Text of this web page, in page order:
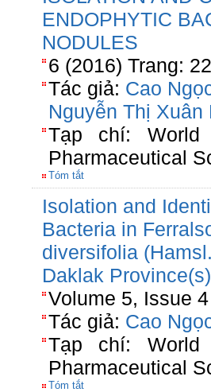
ENDOPHYTIC
NODULES
6 (2016) Trang:
Tác giả: Cao
Nguyễn Thị Xuân
Tạp chí: World
Pharmaceutical
Tóm tắt
Isolation and
Bacteria in
diversifolia
Daklak
Volume 5, Issue
Tác giả: Cao
Tạp chí: World
Pharmaceutical
Tóm tắt